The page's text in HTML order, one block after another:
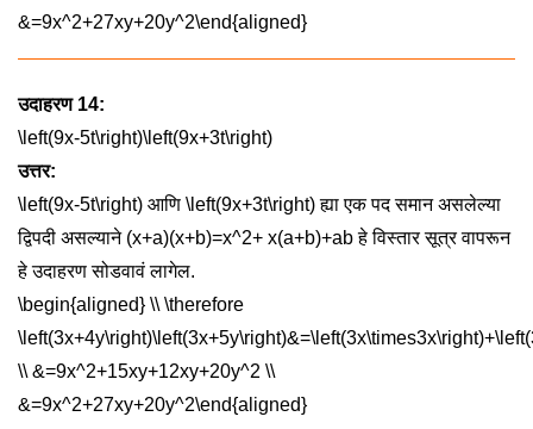
&=9x^2+27xy+20y^2\end{aligned}
उदाहरण 14:
\left(9x-5t\right)\left(9x+3t\right)
उत्तर:
\left(9x-5t\right) आणि \left(9x+3t\right)ह्या एक पद समान असलेल्या
द्विपदी असल्याने (x+a)(x+b)=x^2+ x(a+b)+abहे विस्तार सूत्र वापरून
हे उदाहरण सोडवावं लागेल.
\begin{aligned} \\ \therefore
\\ &=9x^2+15xy+12xy+20y^2 \\
&=9x^2+27xy+20y^2\end{aligned}